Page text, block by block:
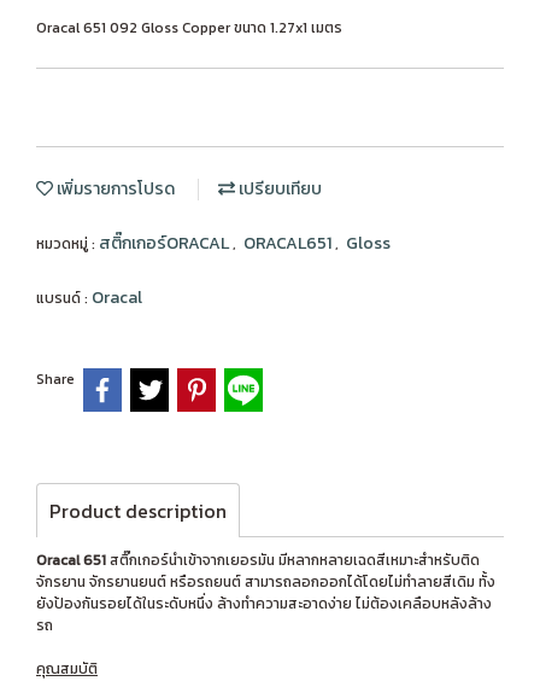
Oracal 651 092 Gloss Copper ขนาด 1.27x1 เมตร
เพิ่มรายการโปรด เปรียบเทียบ
หมวดหมู่ : สติ๊กเกอร์ORACAL, ORACAL651, Gloss
แบรนด์ : Oracal
Share
Product description
Oracal 651สติ๊กเกอร์นำเข้าจากเยอรมัน มีหลากหลายเฉดสีเหมาะสำหรับติด
จักรยาน จักรยานยนต์ หรือรถยนต์ สามารถลอกออกได้โดยไม่ทำลายสีเดิม ทั้ง
ยังป้องกันรอยได้ในระดับหนึ่ง ล้างทำความสะอาดง่าย ไม่ต้องเคลือบหลังล้าง
รถ
คุณสมบัติ